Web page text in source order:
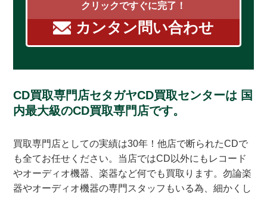
クリックですぐに完了！
カンタン問い合わせ
CD買取専門店セタガヤCD買取センターは 国
内最大級のCD買取専門店です。
買取専門店としての実績は30年！他店で断られたCDで
も全てお任せください。当店ではCD以外にもレコード
やオーディオ機器、楽器など何でも買取ります。勿論楽
器やオーディオ機器の専門スタッフもいる為、細かくし